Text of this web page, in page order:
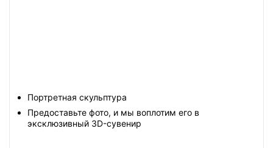
Портретная скульптура
Предоставьте фото, и мы воплотим его в
эксклюзивный 3D-сувенир